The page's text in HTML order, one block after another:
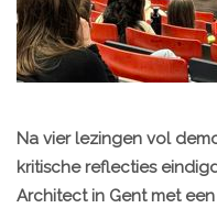
Na vier lezingen vol
kritische reflecties
Architect in Gent met